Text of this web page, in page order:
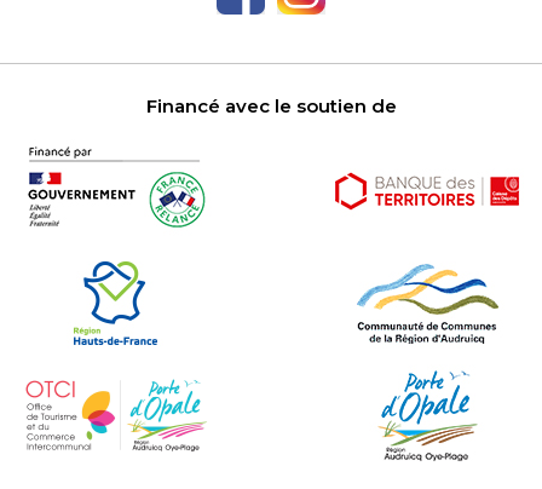
Financé avec le soutien de